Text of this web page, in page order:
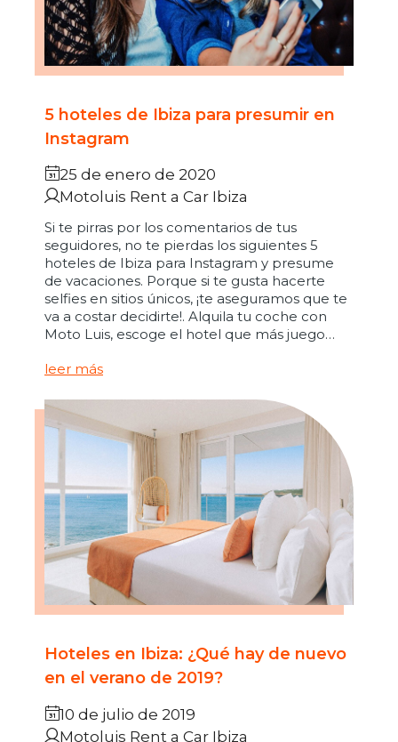
5 hoteles de Ibiza para presumir en
Instagram
25 de enero de 2020
Motoluis Rent a Car Ibiza
Si te pirras por los comentarios de tus
seguidores, no te pierdas los siguientes 5
hoteles de Ibiza para Instagram y presume
de vacaciones. Porque si te gusta hacerte
selfies en sitios únicos, ¡te aseguramos que te
va a costar decidirte!. Alquila tu coche con
Moto Luis, escoge el hotel que más juego…
leer más
Hoteles en Ibiza: ¿Qué hay de nuevo
en el verano de 2019?
10 de julio de 2019
Motoluis Rent a Car Ibiza